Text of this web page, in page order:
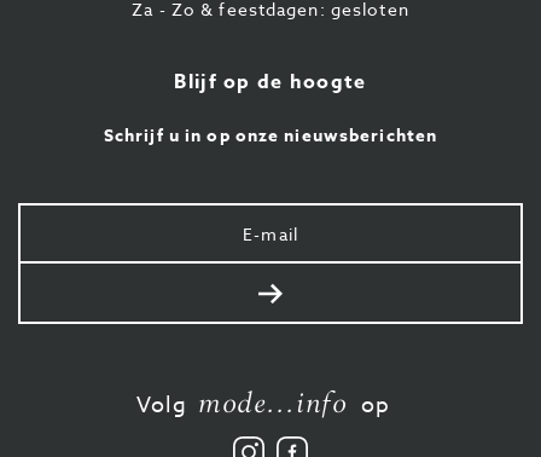
Za - Zo & feestdagen: gesloten
Blijf op de hoogte
Schrijf u in op onze nieuwsberichten
Uw
e-
mail
Verstuur
Volg mode...info op
VolgVind